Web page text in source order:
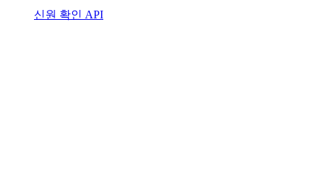
신원 확인 API